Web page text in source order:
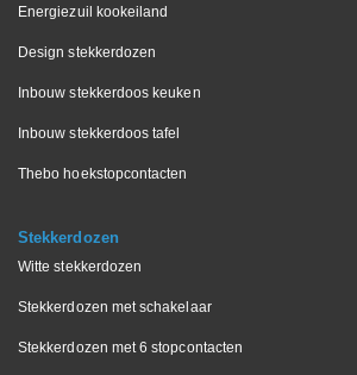
Energiezuil kookeiland
Design stekkerdozen
Inbouw stekkerdoos keuken
Inbouw stekkerdoos tafel
Thebo hoekstopcontacten
Stekkerdozen
Witte stekkerdozen
Stekkerdozen met schakelaar
Stekkerdozen met 6 stopcontacten